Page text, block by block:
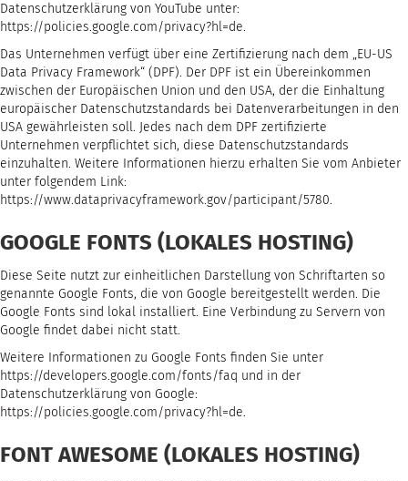
Datenschutzerklärung von YouTube unter:
https://policies.google.com/privacy?hl=de.
Das Unternehmen verfügt über eine Zertifizierung nach dem „EU-US
Data Privacy Framework“ (DPF). Der DPF ist ein Übereinkommen
zwischen der Europäischen Union und den USA, der die Einhaltung
europäischer Datenschutzstandards bei Datenverarbeitungen in den
USA gewährleisten soll. Jedes nach dem DPF zertifizierte
Unternehmen verpflichtet sich, diese Datenschutzstandards
einzuhalten. Weitere Informationen hierzu erhalten Sie vom Anbieter
unter folgendem Link:
https://www.dataprivacyframework.gov/participant/5780.
GOOGLE FONTS (LOKALES HOSTING)
Diese Seite nutzt zur einheitlichen Darstellung von Schriftarten so
genannte Google Fonts, die von Google bereitgestellt werden. Die
Google Fonts sind lokal installiert. Eine Verbindung zu Servern von
Google findet dabei nicht statt.
Weitere Informationen zu Google Fonts finden Sie unter
https://developers.google.com/fonts/faq und in der
Datenschutzerklärung von Google:
https://policies.google.com/privacy?hl=de.
FONT AWESOME (LOKALES HOSTING)